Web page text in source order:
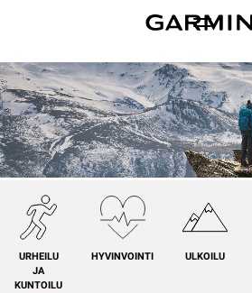
URHEILU
JA
KUNTOILU
HYVINVOINTI ULKOILU